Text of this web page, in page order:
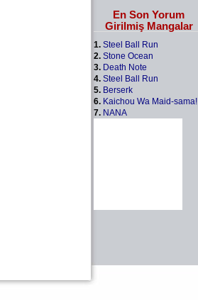
En Son Yorum
Girilmiş Mangalar
1. Steel Ball Run
2. Stone Ocean
3. Death Note
4. Steel Ball Run
5. Berserk
6. Kaichou Wa Maid-sama!
7. NANA